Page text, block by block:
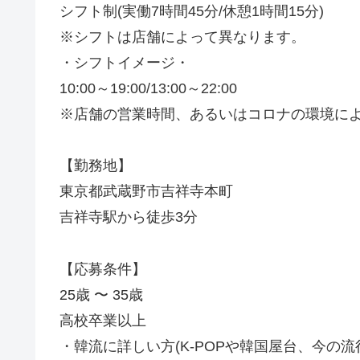
シフト制(実働7時間45分/休憩1時間15分)
※シフトは店舗によって異なります。
・シフトイメージ・
10:00～19:00/13:00～22:00
※店舗の営業時間、あるいはコロナの環境に
【勤務地】
東京都武蔵野市吉祥寺本町
吉祥寺駅から徒歩3分
【応募条件】
25歳 〜 35歳
高校卒業以上
・韓流に詳しい方(K-POPや韓国屋台、今の流